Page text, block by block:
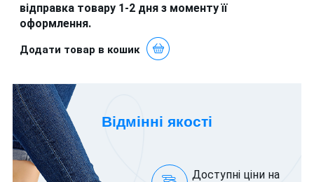
відправка товару 1-2 дня з моменту її
оформлення.
Додати товар в кошик
Відмінні якості
Доступні ціни на